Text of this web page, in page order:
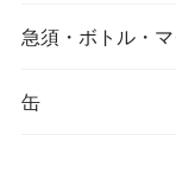
急須・ボトル・
缶